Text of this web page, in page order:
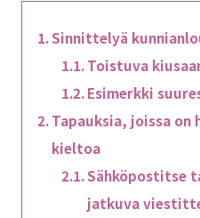
Sinnittelyä
Toistuva
Esimerkki
Tapauksia, joissa on
kieltoa
Sähköpostitse
jatkuva